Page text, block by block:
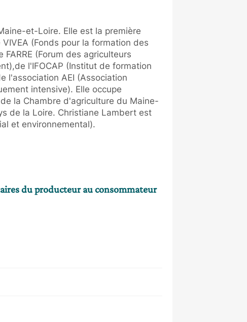
et-Loire. Elle est la première
(Fonds pour la formation des
(Forum des agriculteurs
l'IFOCAP (Institut de formation
l'association AEI (Association
intensive). Elle occupe
la Chambre d'agriculture du Maine-
de la Loire. Christiane Lambert est
et environnemental).
du producteur au consommateur